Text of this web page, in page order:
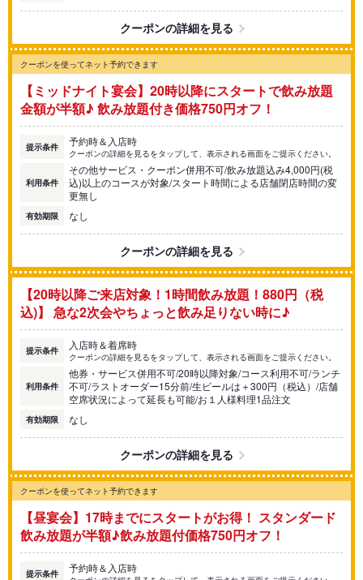
クーポンの詳細を見る
クーポンを使ってネット予約できます
【ミッドナイト宴会】20時以降にスタートで飲み放題
金額が半額♪ 飲み放題付き価格750円オフ！
提示条件 予約時＆入店時
クーポンの詳細を見るをタップして、表示される画面をご提示ください。
利用条件
その他サービス・クーポン併用不可/飲み放題込み4,000円(税
込)以上のコースが対象/スタート時間による店舗閉店時間の変
更無し
有効期限 なし
クーポンの詳細を見る
【20時以降ご来店対象！1時間飲み放題！880円（税
込)】 急な2次会やちょっと飲み足りない時に♪
提示条件 入店時＆着席時
クーポンの詳細を見るをタップして、表示される画面をご提示ください。
利用条件
他券・サービス併用不可/20時以降対象/コース利用不可/ランチ
不可/ラストオーダー15分前/生ビールは＋300円（税込）/店舗
空席状況によって延長も可能/お１人様料理1品注文
有効期限 なし
クーポンの詳細を見る
クーポンを使ってネット予約できます
【昼宴会】17時までにスタートがお得！ スタンダード
飲み放題が半額♪飲み放題付価格750円オフ！
提示条件 予約時＆入店時